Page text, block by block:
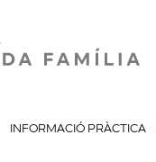
INFORMACIÓ PRÀCTICA